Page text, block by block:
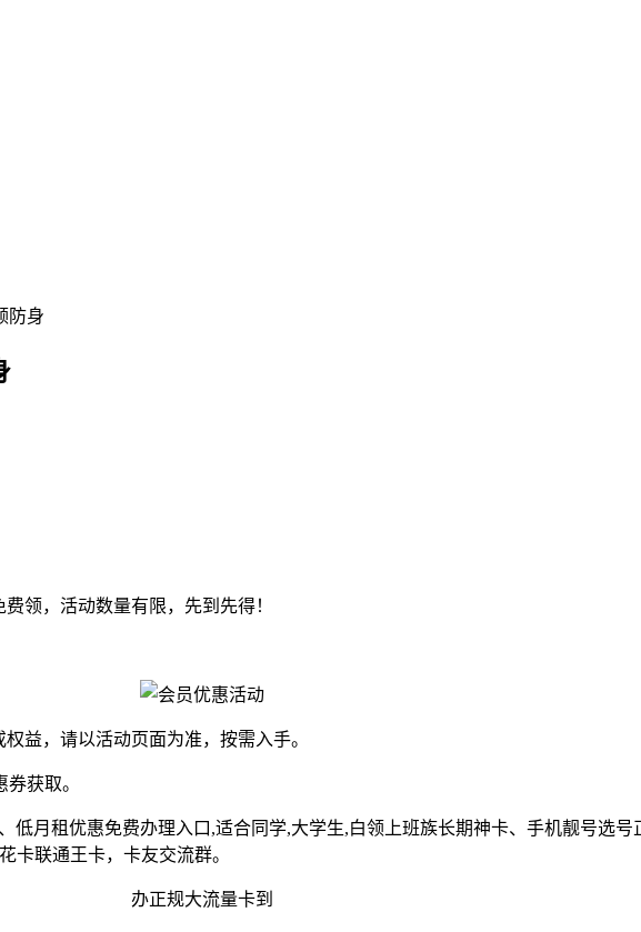
防身
领，活动数量有限，先到先得！
益，请以活动页面为准，按需入手。
获取。
低月租优惠免费办理入口,适合同学,大学生,白领上班族长期神卡、手机靓号选
卡联通王卡，卡友交流群。
办正规大流量卡到